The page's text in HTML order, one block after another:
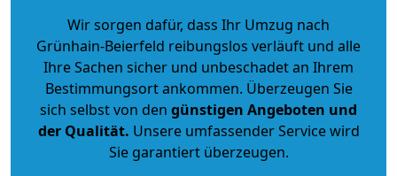
Wir sorgen dafür, dass Ihr Umzug nach
Grünhain-Beierfeld reibungslos verläuft und alle
Ihre Sachen sicher und unbeschadet an Ihrem
Bestimmungsort ankommen. Überzeugen Sie
sich selbst von den günstigen Angeboten und
der Qualität. Unsere umfassender Service wird
Sie garantiert überzeugen.